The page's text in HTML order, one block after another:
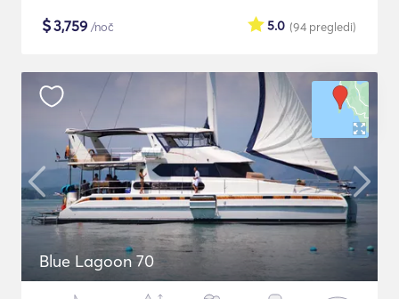
$3,759 /noč (94 pregledi)
5.0
Blue Lagoon 70